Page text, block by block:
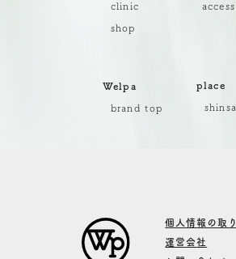
clinic
shop
access
Welpa
brand top
place
個人情報の取
運営会社